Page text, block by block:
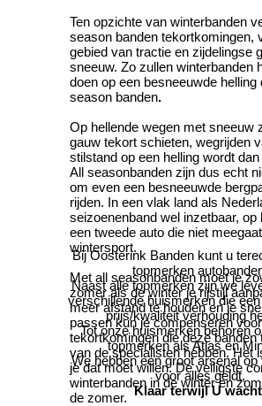
Ten opzichte van winterbanden
season banden tekortkomingen,
gebied van tractie en zijdelingse
sneeuw. Zo zullen winterbanden
doen op een besneeuwde helling
season banden.
Op hellende wegen met sneeuw
gauw tekort schieten, wegrijden
stilstand op een helling wordt
All seasonbanden zijn dus echt
om even een besneeuwde
rijden. In een vlak land als
seizoenenband wel inzetbaar, op
een tweede auto die niet
wintersport.
Met all seasonbanden moet je
zomer als de winter je rijstijl
meer afstand te houden en je
passen kun je compenseren
tekortkomingen die deze banden
van de specialisten hebben. Het
je dat moet willen. De veiligste
winterbanden in de winter en
de zomer.
Bij Oosterink Banden kunt u
topmerken
Naast alle topmerken zijn we
verschillende huismerken die
prijs/kwaliteit verhouding
Tot onze huismerken behoren
topmerken als Atlas en
We hebben een groot arsenal op
voor alles geldt,
Klaar terwijl U